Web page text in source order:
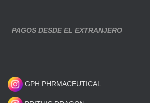
PAGOS DESDE EL EXTRANJERO
GPH PHRMACEUTICAL